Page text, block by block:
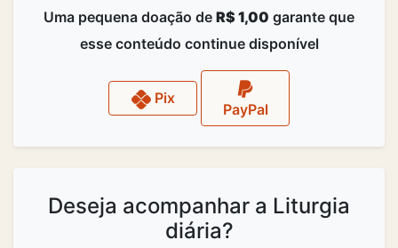
Uma pequena doação de R$ 1,00 garante que
esse conteúdo continue disponível
Pix
PayPal
Deseja acompanhar a Liturgia
diária?